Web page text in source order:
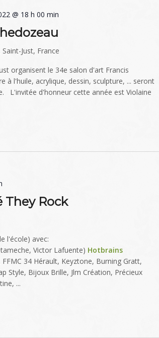
@ 18 h 00 min
Just, France
organisent le 34e salon d'art Francis
à l'huile, acrylique, dessin, sculpture, ... seront
L'invitée d'honneur cette année est Violaine
They Rock
l'école) avec:
Victor Lafuente) Hotbrains
34 Hérault, Keyztone, Burning Gratt,
Style, Bijoux Brille, Jlm Création, Précieux
...